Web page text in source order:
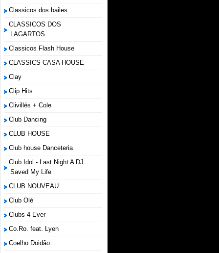
Classicos dos bailes
CLASSICOS DOS
LAGARTOS
Classicos Flash House
CLASSICS CASA HOUSE
Clay
Clip Hits
Clivillés + Cole
Club Dancing
CLUB HOUSE
Club house Danceteria
Club Idol - Last Night A DJ
Saved My Life
CLUB NOUVEAU
Club Olé
Clubs 4 Ever
Co.Ro. feat. Lyen
Coelho Doidão